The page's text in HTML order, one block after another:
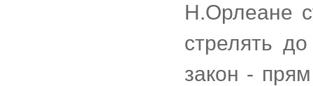
Н.Орлеане
стрелять
закон -